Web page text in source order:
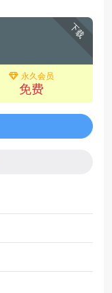
下载
永久会员
免费